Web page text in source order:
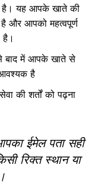
है। यह आपके खाते की
और आपको महत्वपूर्ण
है।
बाद में आपके खाते से
है
की शर्तों को पढ़ना
ईमेल पता सही
रिक्त स्थान या